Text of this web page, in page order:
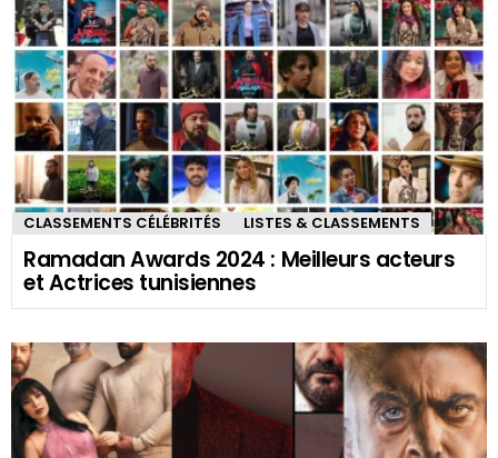
CLASSEMENTS CÉLÉBRITÉS LISTES & CLASSEMENTS
Ramadan Awards 2024 : Meilleurs acteurs
et Actrices tunisiennes